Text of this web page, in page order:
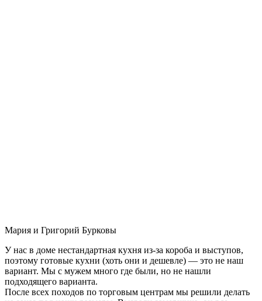
Мария и Григорий Бурковы
У нас в доме нестандартная кухня из-за короба и выступов,
поэтому готовые кухни (хоть они и дешевле) — это не наш
вариант. Мы с мужем много где были, но не нашли
подходящего варианта.
После всех походов по торговым центрам мы решили делать